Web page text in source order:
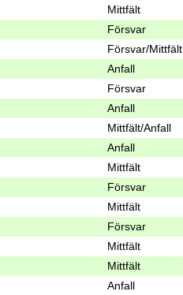
Mittfält
Försvar
Försvar/Mittfält
Anfall
Försvar
Anfall
Mittfält/Anfall
Anfall
Mittfält
Försvar
Mittfält
Försvar
Mittfält
Mittfält
Anfall